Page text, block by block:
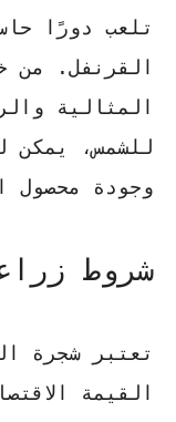
تلعب دورًا
القرنفل. من
المثالية
للشمس، يمكن
وجودة محصول
شروط
تعتبر شجرة
القيمة